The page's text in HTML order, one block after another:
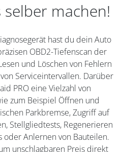
selber machen!
hast du dein Auto
OBD2-Tiefenscan der
und Löschen von Fehlern
Serviceintervallen. Darüber
PRO eine Vielzahl von
zum Beispiel Öffnen und
Parkbremse, Zugriff auf
Stellgliedtests, Regenerieren
Anlernen von Bauteilen.
unschlagbaren Preis direkt